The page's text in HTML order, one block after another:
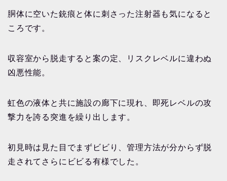
胴体に空いた銃痕と体に刺さった注射器も気になると
ころです。
収容室から脱走すると案の定、リスクレベルに違わぬ
凶悪性能。
虹色の液体と共に施設の廊下に現れ、即死レベルの攻
撃力を誇る突進を繰り出します。
初見時は見た目でまずビビり、管理方法が分からず脱
走されてさらにビビる有様でした。